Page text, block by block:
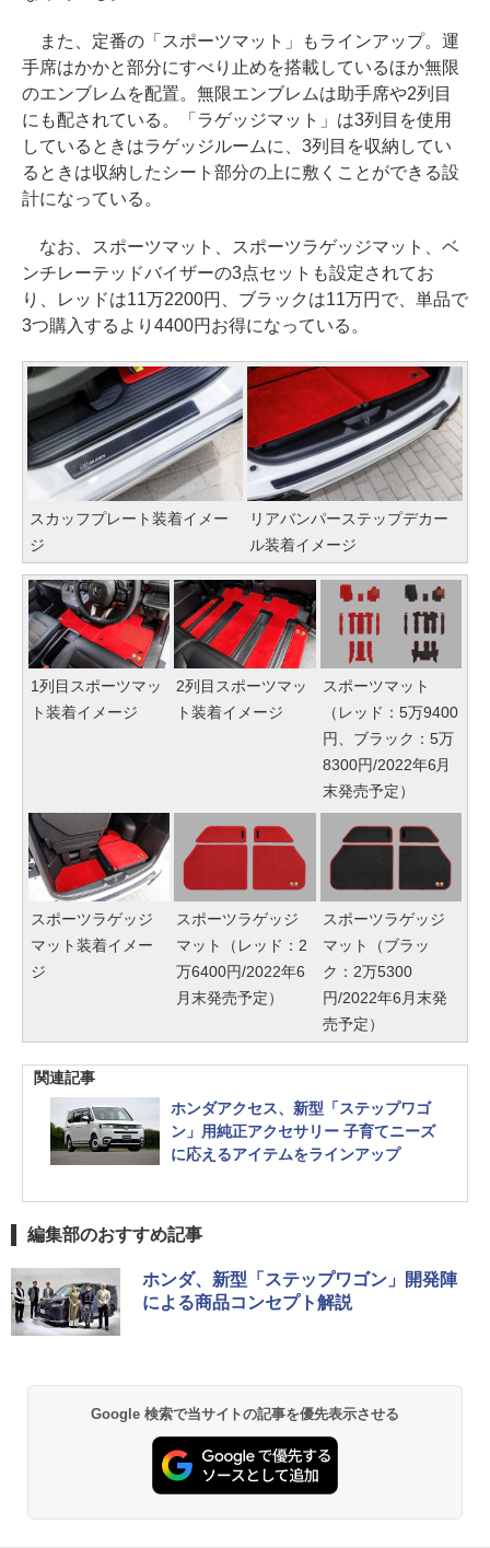
また、定番の「スポーツマット」もラインアップ。運
手席はかかと部分にすべり止めを搭載しているほか無限
のエンブレムを配置。無限エンブレムは助手席や2列目
にも配されている。「ラゲッジマット」は3列目を使用
しているときはラゲッジルームに、3列目を収納してい
るときは収納したシート部分の上に敷くことができる設
計になっている。
なお、スポーツマット、スポーツラゲッジマット、ベ
ンチレーテッドバイザーの3点セットも設定されてお
り、レッドは11万2200円、ブラックは11万円で、単品で
3つ購入するより4400円お得になっている。
スカッフプレート装着イメー
ジ
リアバンパーステップデカー
ル装着イメージ
1列目スポーツマッ
ト装着イメージ
2列目スポーツマッ
ト装着イメージ
スポーツマット
（レッド：5万9400
円、ブラック：5万
8300円/2022年6月
末発売予定）
スポーツラゲッジ
マット装着イメー
ジ
スポーツラゲッジ
マット（レッド：2
万6400円/2022年6
月末発売予定）
スポーツラゲッジ
マット（ブラッ
ク：2万5300
円/2022年6月末発
売予定）
関連記事
ホンダアクセス、新型「ステップワゴ
ン」用純正アクセサリー 子育てニーズ
に応えるアイテムをラインアップ
編集部のおすすめ記事
ホンダ、新型「ステップワゴン」開発陣
による商品コンセプト解説
Google 検索で当サイトの記事を優先表示させる